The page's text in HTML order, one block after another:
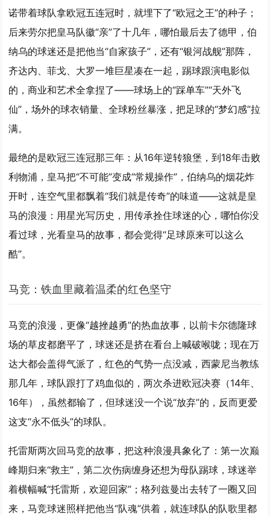
诺带着球队拿欧冠五连冠时，就埋下了“欧冠之王”的种子；
后来劳尔把皇马队徽“亲”了十几年，哪怕最后去了德甲，伯
纳乌的球迷还是把他当“自家孩子”，还有“银河战舰”那阵，
齐达内、菲戈、大罗一堆巨星凑在一起，踢球跟演电影似
的，商业和艺术全拿捏了——球场上的“踩单车”“天外飞
仙”，场外的球衣销量、全球粉丝暴涨，把足球的“梦幻感”拉
满。
最绝的是欧冠三连冠那三年：从16年逆转狼堡，到18年击败
利物浦，皇马把“不可能”变成“常规操作”，伯纳乌的烟花炸
开时，连空气里都飘着“我们就是传奇”的味道——这就是皇
马的浪漫：用星光写历史，用传承拴住球迷的心，哪怕你没
看过球，光看皇马的故事，都会觉得“足球原来可以这么
酷”。
马竞：铁血里藏着温柔的红色坚守
马竞的浪漫，更像“越挫越勇”的热血故事，以前卡尔德隆球
场的草皮都磨平了，球迷还是挤在看台上喊破喉咙；现在万
达大都会盖得气派了，红色的气势一点没减，西蒙尼当教练
那几年，球队跟打了鸡血似的，两次杀进欧冠决赛 （14年、
16年），虽然都输了，但球迷没一个说“放弃”的，反而更爱
这支“永不低头”的球队。
托雷斯两次回马竞的故事，把这种浪漫具象化了：第一次巅
峰期归来“救主”，第二次伤病缠身还想为母队踢球，球迷举
着横幅喊“托雷斯，欢迎回家”；格列兹曼出去转了一圈又回
来，马竞球迷照样把他当“队魂”供着，就连球队的队歌里都